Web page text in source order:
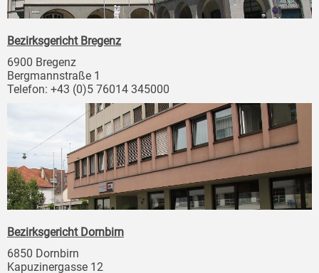
Bezirksgericht Bregenz
6900 Bregenz
Bergmannstraße 1
Telefon: +43 (0)5 76014 345000
Bezirksgericht Dornbirn
6850 Dornbirn
Kapuzinergasse 12